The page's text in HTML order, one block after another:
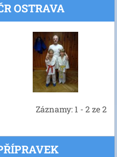
OSTRAVA
Záznamy: 1 - 2 ze 2